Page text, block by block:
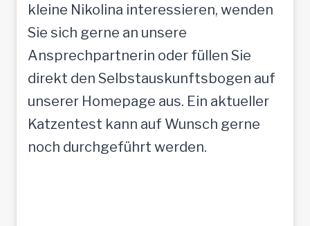
kleine Nikolina interessieren, wenden
Sie sich gerne an unsere
Ansprechpartnerin oder füllen Sie
direkt den Selbstauskunftsbogen auf
unserer Homepage aus. Ein aktueller
Katzentest kann auf Wunsch gerne
noch durchgeführt werden.